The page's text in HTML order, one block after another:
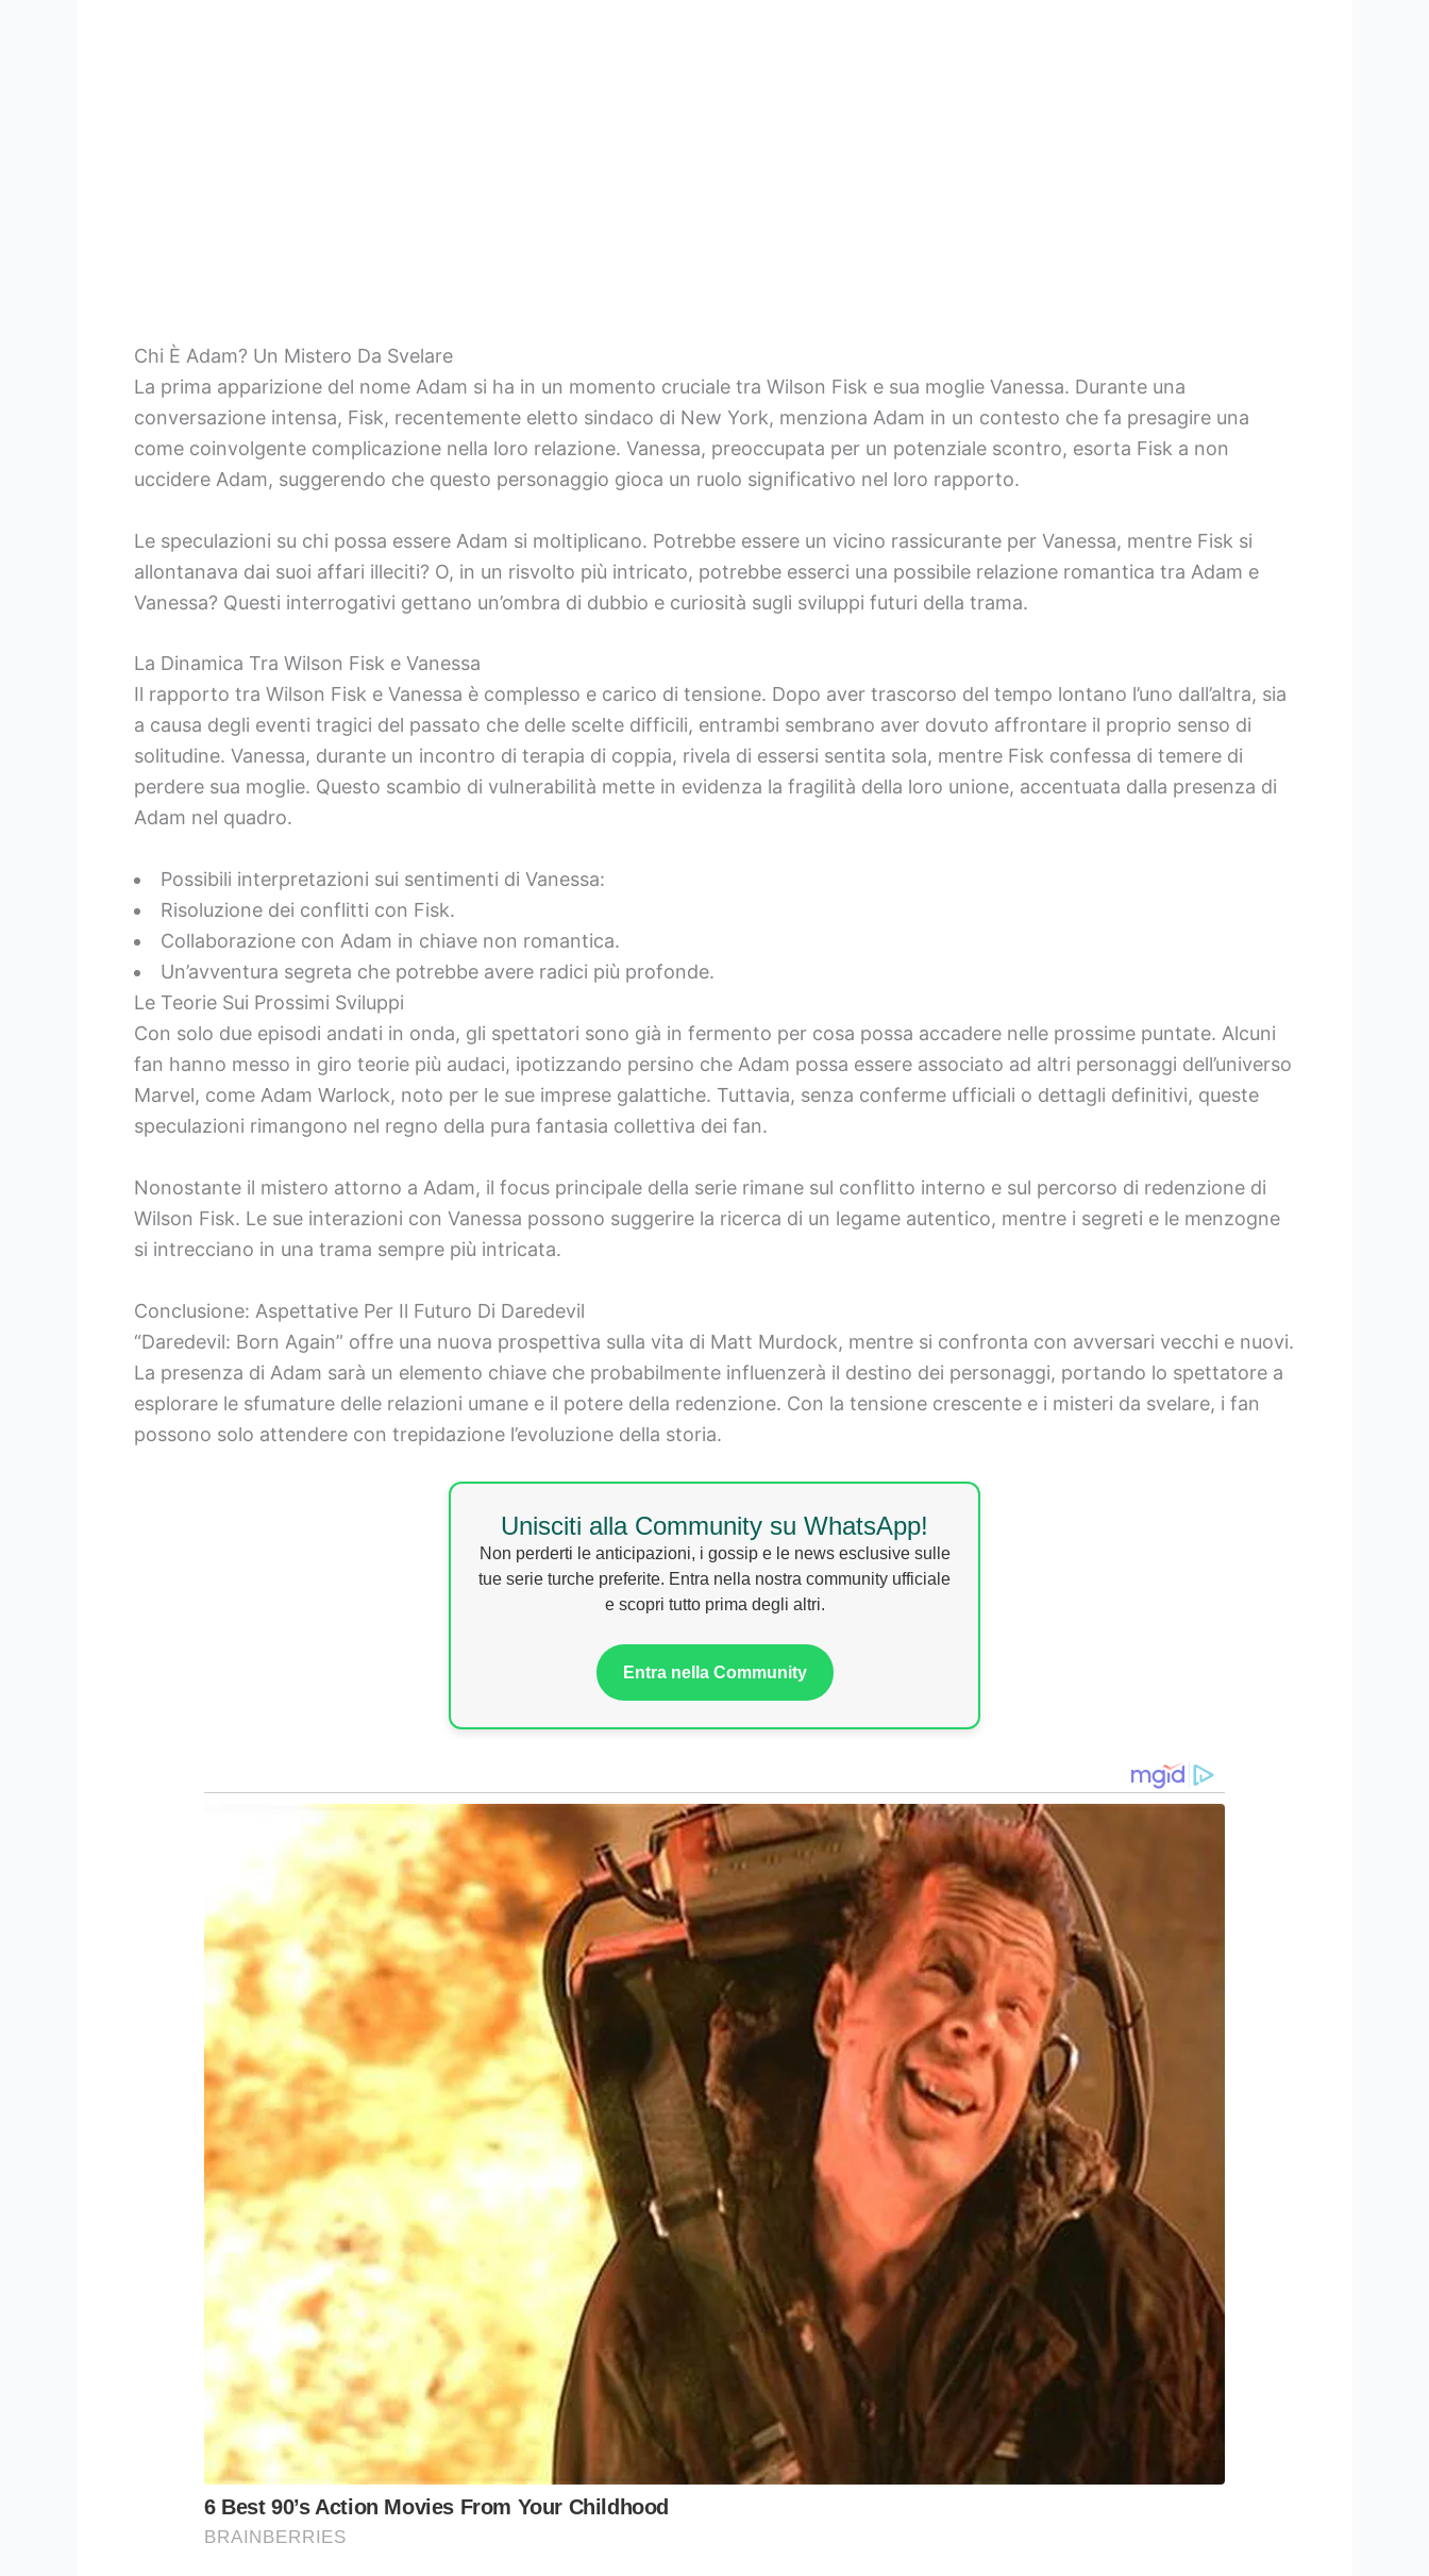
Chi È Adam? Un Mistero Da Svelare
La prima apparizione del nome Adam si ha in un momento cruciale tra Wilson Fisk e sua moglie Vanessa. Durante una
conversazione intensa, Fisk, recentemente eletto sindaco di New York, menziona Adam in un contesto che fa presagire una
come coinvolgente complicazione nella loro relazione. Vanessa, preoccupata per un potenziale scontro, esorta Fisk a non
uccidere Adam, suggerendo che questo personaggio gioca un ruolo significativo nel loro rapporto.
Le speculazioni su chi possa essere Adam si moltiplicano. Potrebbe essere un vicino rassicurante per Vanessa, mentre Fisk si
allontanava dai suoi affari illeciti? O, in un risvolto più intricato, potrebbe esserci una possibile relazione romantica tra Adam e
Vanessa? Questi interrogativi gettano un’ombra di dubbio e curiosità sugli sviluppi futuri della trama.
La Dinamica Tra Wilson Fisk e Vanessa
Il rapporto tra Wilson Fisk e Vanessa è complesso e carico di tensione. Dopo aver trascorso del tempo lontano l’uno dall’altra, sia
a causa degli eventi tragici del passato che delle scelte difficili, entrambi sembrano aver dovuto affrontare il proprio senso di
solitudine. Vanessa, durante un incontro di terapia di coppia, rivela di essersi sentita sola, mentre Fisk confessa di temere di
perdere sua moglie. Questo scambio di vulnerabilità mette in evidenza la fragilità della loro unione, accentuata dalla presenza di
Adam nel quadro.
Possibili interpretazioni sui sentimenti di Vanessa:
Risoluzione dei conflitti con Fisk.
Collaborazione con Adam in chiave non romantica.
Un’avventura segreta che potrebbe avere radici più profonde.
Le Teorie Sui Prossimi Sviluppi
Con solo due episodi andati in onda, gli spettatori sono già in fermento per cosa possa accadere nelle prossime puntate. Alcuni
fan hanno messo in giro teorie più audaci, ipotizzando persino che Adam possa essere associato ad altri personaggi dell’universo
Marvel, come Adam Warlock, noto per le sue imprese galattiche. Tuttavia, senza conferme ufficiali o dettagli definitivi, queste
speculazioni rimangono nel regno della pura fantasia collettiva dei fan.
Nonostante il mistero attorno a Adam, il focus principale della serie rimane sul conflitto interno e sul percorso di redenzione di
Wilson Fisk. Le sue interazioni con Vanessa possono suggerire la ricerca di un legame autentico, mentre i segreti e le menzogne
si intrecciano in una trama sempre più intricata.
Conclusione: Aspettative Per Il Futuro Di Daredevil
“Daredevil: Born Again” offre una nuova prospettiva sulla vita di Matt Murdock, mentre si confronta con avversari vecchi e nuovi.
La presenza di Adam sarà un elemento chiave che probabilmente influenzerà il destino dei personaggi, portando lo spettatore a
esplorare le sfumature delle relazioni umane e il potere della redenzione. Con la tensione crescente e i misteri da svelare, i fan
possono solo attendere con trepidazione l’evoluzione della storia.
Unisciti alla Community su WhatsApp!
Non perderti le anticipazioni, i gossip e le news esclusive sulle
tue serie turche preferite. Entra nella nostra community ufficiale
e scopri tutto prima degli altri.
Entra nella Community